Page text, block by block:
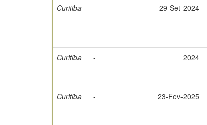
Curitiba - 29-Set-2024
Curitiba - 2024
Curitiba - 23-Fev-2025